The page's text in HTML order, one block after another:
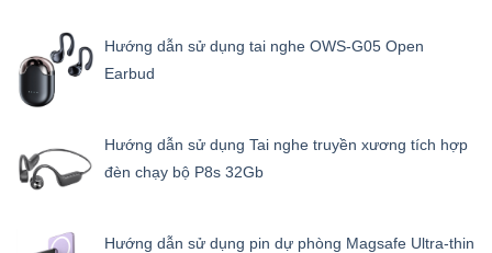
Hướng dẫn sử dụng tai nghe OWS-G05 Open
Earbud
Hướng dẫn sử dụng Tai nghe truyền xương tích hợp
đèn chạy bộ P8s 32Gb
Hướng dẫn sử dụng pin dự phòng Magsafe Ultra-thin